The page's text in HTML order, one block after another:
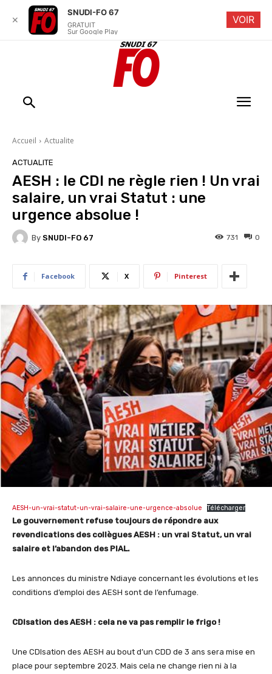
Accueil Actualite
ACTUALITE
AESH : le CDI ne règle rien ! Un vrai
salaire, un vrai Statut : une
urgence absolue !
By SNUDI-FO 67 0
731
Facebook X Pinterest
AESH-un-vrai-statut-un-vrai-salaire-une-urgence-absolue Télécharger
Le gouvernement refuse toujours de répondre aux
revendications des collègues AESH : un vrai Statut, un vrai
salaire et l’abandon des PIAL.
Les annonces du ministre Ndiaye concernant les évolutions et les
conditions d’emploi des AESH sont de l’enfumage.
CDIsation des AESH : cela ne va pas remplir le frigo !
Une CDIsation des AESH au bout d’un CDD de 3 ans sera mise en
place pour septembre 2023. Mais cela ne change rien ni à la
✕
SNUDI-FO 67
GRATUIT
Sur Google Play
VOIR